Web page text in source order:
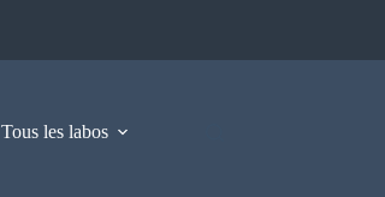
Tous les labos